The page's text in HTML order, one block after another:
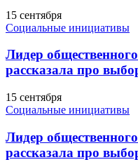
15 сентября
Социальные инициативы
Лидер
рассказала про
15 сентября
Социальные инициативы
Лидер
рассказала про